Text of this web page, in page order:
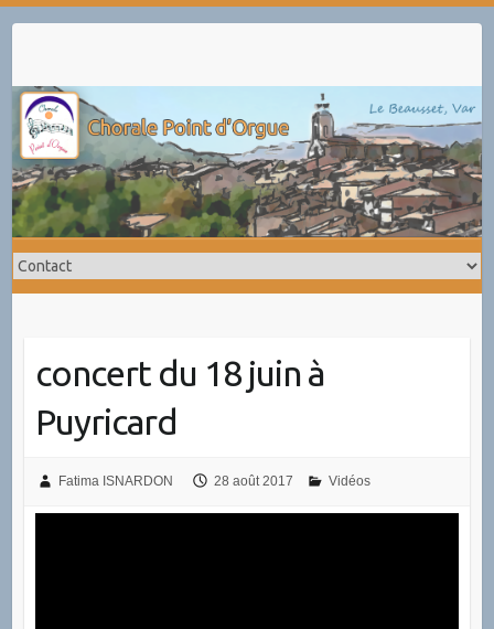
concert du 18 juin à
Puyricard
Fatima ISNARDON 28 août 2017 Vidéos